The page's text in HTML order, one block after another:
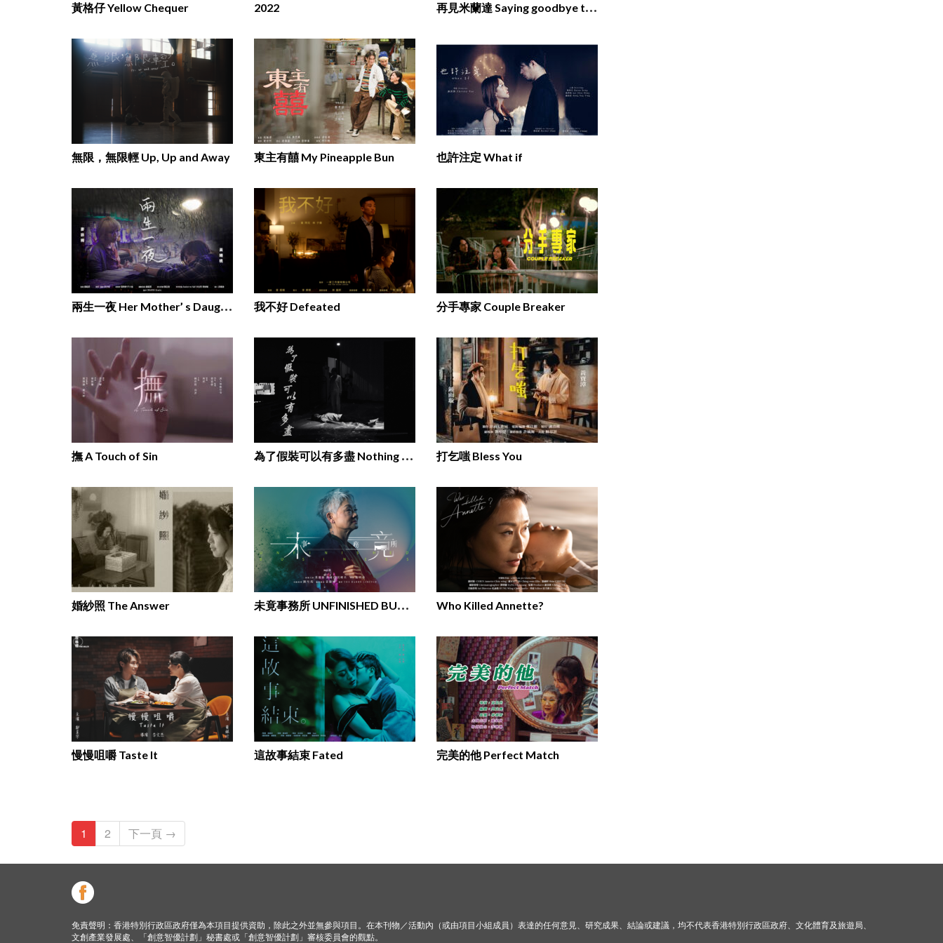
黃格仔 Yellow Chequer 2022 再
見米蘭達 Saying goodbye to Miranda
無限，無限輕 Up, Up and Away 東主有囍 My Pineapple Bun 也許注定 What if
兩
生一夜 Her Mother’ s Daughter 我不好 Defeated 分手專家 Couple Breaker
撫 A Touch of Sin 為
了假裝可以有多盡 Nothing ever happen 打乞嗤 Bless You
婚紗照 The Answer 未
竟事務所 UNFINISHED BUSINESS Who Killed Annette?
慢慢咀嚼 Taste It 這故事結束 Fated 完美的他 Perfect Match
1 2 下一頁 →
免責聲明：香港特別行政區政府僅為本項目提供資助，除此之外並無參與項目。在本刊物／活動內（或由項目小組成員）表達的任何意見、研究成果、結論或建議，均不代表香港特別行政區政府、文化體育及旅遊局、
文創產業發展處、「創意智優計劃」秘書處或「創意智優計劃」審核委員會的觀點。